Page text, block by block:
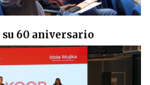
su 60 aniversario